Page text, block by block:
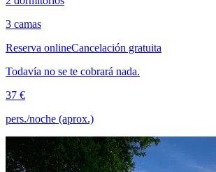
3 camas
Reserva onlineCancelación gratuita
Todavía no se te cobrará nada.
37 €
pers./noche (aprox.)